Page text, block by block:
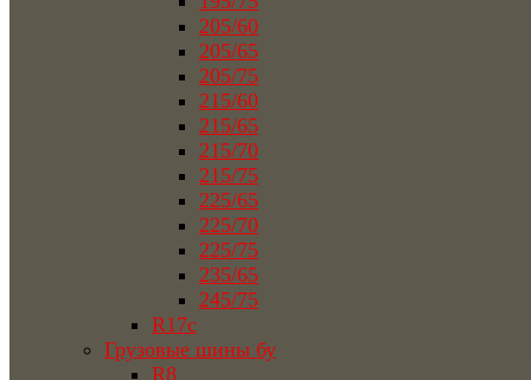
205/60
205/65
205/75
215/60
215/65
215/70
215/75
225/65
225/70
225/75
235/65
245/75
R17c
Грузовые шины бу
R8